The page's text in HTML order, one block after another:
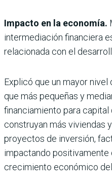
Impacto en la economía.
intermediación financiera
relacionada con el
Explicó que un mayor
que más pequeñas y
financiamiento para capital
construyan más viviendas
proyectos de inversión,
impactando positivamente
crecimiento económico del